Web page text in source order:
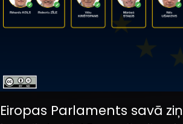
Eiropas Parlaments savā